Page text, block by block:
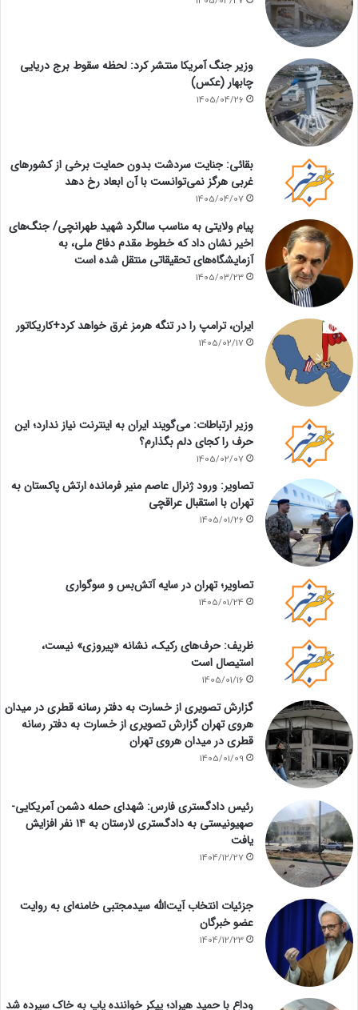
وزیر جنگ آمریکا منتشر کرد: لحظه سقوط برج دریایی
چابهار (عکس)
1405/04/26
بقائی: جنایت سردشت بدون حمایت برخی از کشورهای
غربی هرگز نمی‌توانست با آن ابعاد رخ دهد
1405/04/07
پیام ولایتی به مناسب سالگرد شهید طهرانچی/ جنگ‌های
اخیر نشان داد که خطوط مقدم دفاع ملی، به
آزمایشگاه‌های تحقیقاتی منتقل شده است
1405/03/23
ایران، ترامپ را در تنگه هرمز غرق خواهد کرد+کاریکاتور
1405/02/17
وزیر ارتباطات: می‌گویند ایران به اینترنت نیاز ندارد؛ این
حرف را کجای دلم بگذارم؟
1405/02/07
تصاویر: ورود ژنرال عاصم منیر فرمانده ارتش پاکستان به
تهران با استقبال عراقچی
1405/01/26
تصاویر؛ تهران در سایه آتش‌بس و سوگواری
1405/01/24
ظریف: حرف‌های رکیک، نشانه «پیروزی» نیست،
استیصال است
1405/01/16
گزارش تصویری از خسارت به دفتر رسانه قطری در میدان
هروی تهران گزارش تصویری از خسارت به دفتر رسانه
قطری در میدان هروی تهران
1405/01/09
رئیس دادگستری فارس: شهدای حمله دشمن آمریکایی-
صهیونیستی به دادگستری لارستان به ۱۴ نفر افزایش
یافت
1404/12/27
جزئیات انتخاب آیت‌الله سیدمجتبی خامنه‌ای به روایت
عضو خبرگان
1404/12/23
وداع با حمید هیراد؛ پیکر خواننده پاپ به خاک سپرده شد